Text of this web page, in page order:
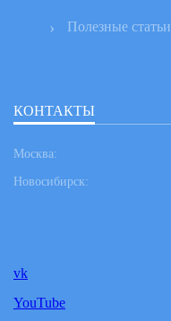
Полезные статьи
КОНТАКТЫ
Москва:
Новосибирск:
vk
YouTube